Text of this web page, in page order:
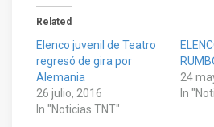
Related
Elenco juvenil de Teatro
regresó de gira por
Alemania
26 julio, 2016
In "Noticias TNT"
24
In